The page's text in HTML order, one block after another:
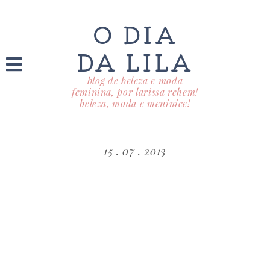
O DIA
DA LILA
blog de beleza e moda
feminina, por larissa rehem!
beleza, moda e meninice!
15 . 07 . 2013